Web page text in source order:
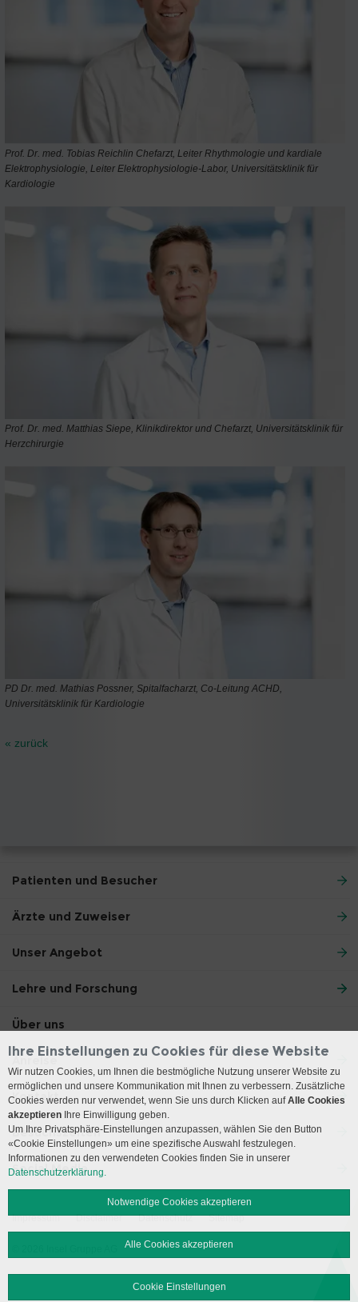
Prof. Dr. med. Tobias Reichlin Chefarzt, Leiter Rhythmologie und kardiale
Elektrophysiologie, Leiter Elektrophysiologie-Labor, Universitätsklinik für
Kardiologie
Prof. Dr. med. Matthias Siepe, Klinikdirektor und Chefarzt, Universitätsklinik für
Herzchirurgie
PD Dr. med. Mathias Possner, Spitalfacharzt, Co-Leitung ACHD,
Universitätsklinik für Kardiologie
« zurück
Patienten und Besucher
Ärzte und Zuweiser
Unser Angebot
Lehre und Forschung
Über uns
Anreise
Kontakt
Besuchszeiten
Social Media
Impressum Disclaimer Datenschutz Sitemap
Ihre Einstellungen zu Cookies für diese Website
Wir nutzen Cookies, um Ihnen die bestmögliche Nutzung unserer Website zu
ermöglichen und unsere Kommunikation mit Ihnen zu verbessern. Zusätzliche
Cookies werden nur verwendet, wenn Sie uns durch Klicken aufAlle Cookies
akzeptieren Ihre Einwilligung geben.
Um Ihre Privatsphäre-Einstellungen anzupassen, wählen Sie den Button
«Cookie Einstellungen» um eine spezifische Auswahl festzulegen.
Informationen zu den verwendeten Cookies finden Sie in unserer
Datenschutzerklärung.
Notwendige Cookies akzeptieren
Alle Cookies akzeptieren
Cookie Einstellungen